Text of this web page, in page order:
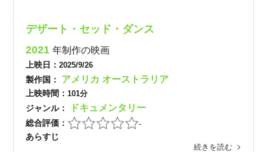
デザート・セッド・ダンス
2021年制作の映画
上映日：2025/9/26
製作国： アメリカ オーストラリア
上映時間： 101分
ジャンル： ドキュメンタリー
総合評価： -
あらすじ
続きを読む